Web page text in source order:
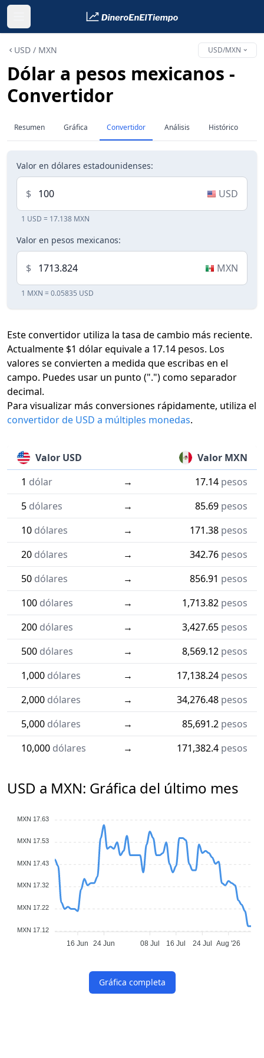
USD / MXN USD/MXN
Dólar a pesos mexicanos -
Convertidor
Resumen Gráfica Convertidor Análisis Histórico
Valor en dólares estadounidenses:
$ USD
1 USD = 17.138 MXN
Valor en pesos mexicanos:
$ MXN
1 MXN = 0.05835 USD
Este convertidor utiliza la tasa de cambio más reciente.
Actualmente $1 dólar equivale a 17.14 pesos. Los
valores se convierten a medida que escribas en el
campo. Puedes usar un punto (".") como separador
decimal.
Para visualizar más conversiones rápidamente, utiliza el
convertidor de USD a múltiples monedas.
Valor USD
Valor MXN
1 dólar → 17.14 pesos
5 dólares → 85.69 pesos
10 dólares → 171.38 pesos
20 dólares → 342.76 pesos
50 dólares → 856.91 pesos
100 dólares → 1,713.82 pesos
200 dólares → 3,427.65 pesos
500 dólares → 8,569.12 pesos
1,000 dólares → 17,138.24 pesos
2,000 dólares → 34,276.48 pesos
5,000 dólares → 85,691.2 pesos
10,000 dólares → 171,382.4 pesos
USD a MXN: Gráfica del último mes
MXN 17.63
MXN 17.53
MXN 17.43
MXN 17.32
MXN 17.22
MXN 17.12
16 Jun 24 Jun 08 Jul 16 Jul 24 Jul Aug '26
Gráfica completa